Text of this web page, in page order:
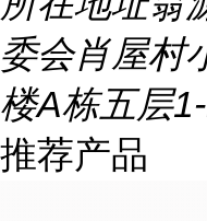
委会肖屋村
楼A栋五层
推荐产品